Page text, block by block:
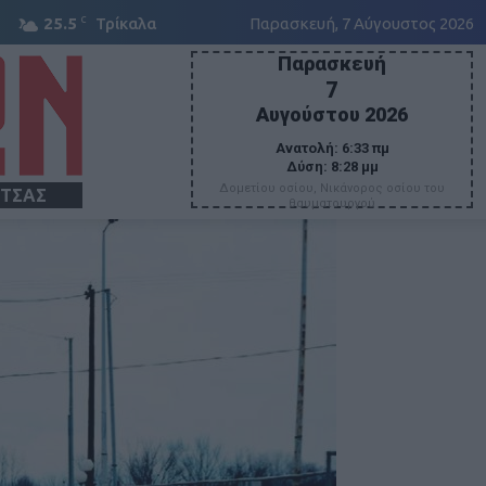
25.5 C Τρίκαλα Παρασκευή, 7 Αύγουστος 2026
Παρασκευή
7
Αυγούστου 2026
Ανατολή: 6:33 πμ
Δύση: 8:28 μμ
Δομετίου οσίου, Νικάνορος οσίου του
θαυματουργού